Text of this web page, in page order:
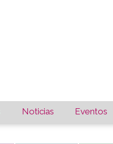
Noticias Eventos